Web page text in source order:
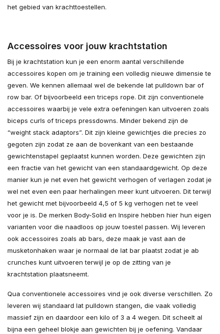
het gebied van krachttoestellen.
Accessoires voor jouw krachtstation
Bij je krachtstation kun je een enorm aantal verschillende
accessoires kopen om je training een volledig nieuwe dimensie te
geven. We kennen allemaal wel de bekende lat pulldown bar of
row bar. Of bijvoorbeeld een triceps rope. Dit zijn conventionele
accessoires waarbij je vele extra oefeningen kan uitvoeren zoals
biceps curls of triceps pressdowns. Minder bekend zijn de
“weight stack adaptors”. Dit zijn kleine gewichtjes die precies zo
gegoten zijn zodat ze aan de bovenkant van een bestaande
gewichtenstapel geplaatst kunnen worden. Deze gewichten zijn
een fractie van het gewicht van een standaardgewicht. Op deze
manier kun je net even het gewicht verhogen of verlagen zodat je
wel net even een paar herhalingen meer kunt uitvoeren. Dit terwijl
het gewicht met bijvoorbeeld 4,5 of 5 kg verhogen net te veel
voor je is. De merken Body-Solid en Inspire hebben hier hun eigen
varianten voor die naadloos op jouw toestel passen. Wij leveren
ook accessoires zoals ab bars, deze maak je vast aan de
musketonhaken waar je normaal de lat bar plaatst zodat je ab
crunches kunt uitvoeren terwijl je op de zitting van je
krachtstation plaatsneemt.
Qua conventionele accessoires vind je ook diverse verschillen. Zo
leveren wij standaard lat pulldown stangen, die vaak volledig
massief zijn en daardoor een kilo of 3 a 4 wegen. Dit scheelt al
bijna een geheel blokje aan gewichten bij je oefening. Vandaar